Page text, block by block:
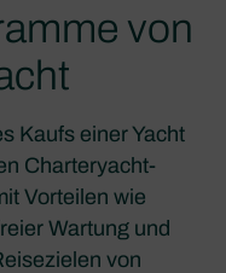
von
Kaufs einer Yacht
Charteryacht-
Vorteilen wie
Wartung und
von